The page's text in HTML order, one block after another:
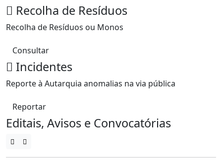
Recolha de Resíduos
Recolha de Resíduos ou Monos
Consultar
Incidentes
Reporte à Autarquia anomalias na via pública
Reportar
Editais, Avisos e Convocatórias